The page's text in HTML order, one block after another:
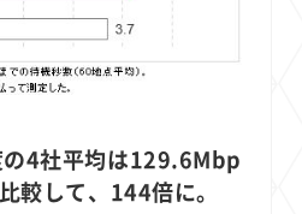
4社平均は129.6Mbp
較して、144倍に。